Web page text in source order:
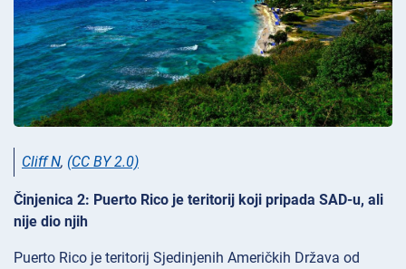
Cliff N, (CC BY 2.0)
Činjenica 2: Puerto Rico je teritorij koji pripada SAD-u, ali
nije dio njih
Puerto Rico je teritorij Sjedinjenih Američkih Država od